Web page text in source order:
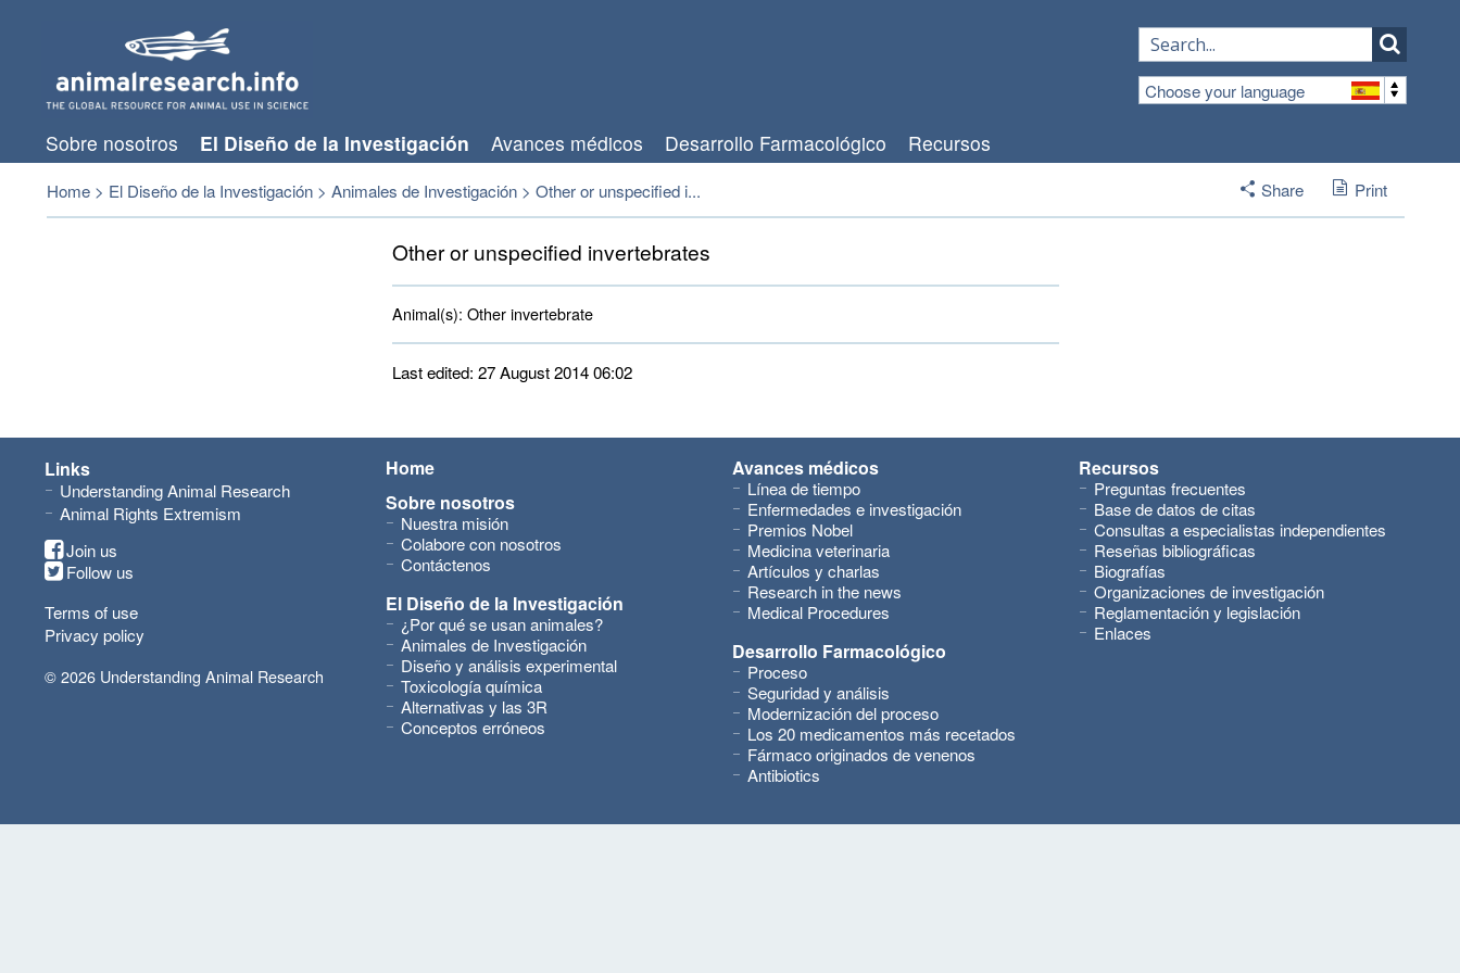
Choose your language
Sobre nosotros El Diseño de la Investigación Avances médicos Desarrollo Farmacológico Recursos
Home > El Diseño de la Investigación > Animales de Investigación > Other or unspecified i... Share Print
Other or unspecified invertebrates
Animal(s): Other invertebrate
Last edited: 27 August 2014 06:02
Links
Understanding Animal Research
Animal Rights Extremism
Join us
Follow us
Terms of use
Privacy policy
© 2026 Understanding Animal Research
Home
Sobre nosotros
Nuestra misión
Colabore con nosotros
Contáctenos
El Diseño de la Investigación
¿Por qué se usan animales?
Animales de Investigación
Diseño y análisis experimental
Toxicología química
Alternativas y las 3R
Conceptos erróneos
Avances médicos
Línea de tiempo
Enfermedades e investigación
Premios Nobel
Medicina veterinaria
Artículos y charlas
Research in the news
Medical Procedures
Desarrollo Farmacológico
Proceso
Seguridad y análisis
Modernización del proceso
Los 20 medicamentos más recetados
Fármaco originados de venenos
Antibiotics
Recursos
Preguntas frecuentes
Base de datos de citas
Consultas a especialistas independientes
Reseñas bibliográficas
Biografías
Organizaciones de investigación
Reglamentación y legislación
Enlaces